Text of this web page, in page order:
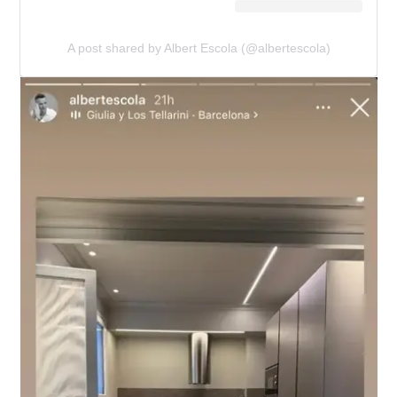
A post shared by Albert Escola (@albertescola)